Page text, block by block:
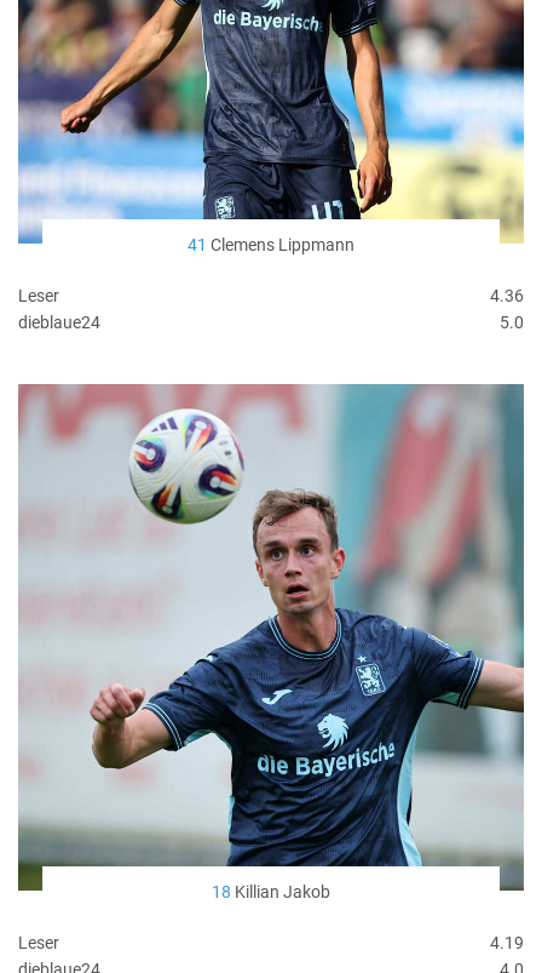
41 Clemens Lippmann
Leser
4.36
dieblaue24
5.0
18 Killian Jakob
Leser
4.19